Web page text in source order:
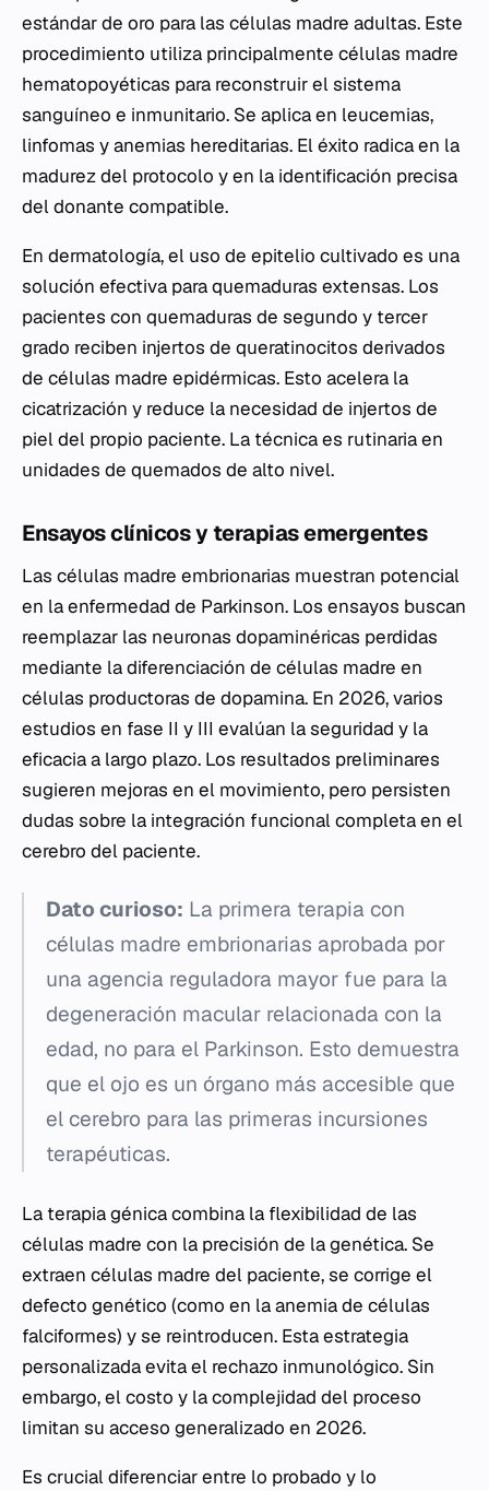
estándar de oro para las células madre adultas. Este
procedimiento utiliza principalmente células madre
hematopoyéticas para reconstruir el sistema
sanguíneo e inmunitario. Se aplica en leucemias,
linfomas y anemias hereditarias. El éxito radica en la
madurez del protocolo y en la identificación precisa
del donante compatible.
En dermatología, el uso de epitelio cultivado es una
solución efectiva para quemaduras extensas. Los
pacientes con quemaduras de segundo y tercer
grado reciben injertos de queratinocitos derivados
de células madre epidérmicas. Esto acelera la
cicatrización y reduce la necesidad de injertos de
piel del propio paciente. La técnica es rutinaria en
unidades de quemados de alto nivel.
Ensayos clínicos y terapias emergentes
Las células madre embrionarias muestran potencial
en la enfermedad de Parkinson. Los ensayos buscan
reemplazar las neuronas dopaminéricas perdidas
mediante la diferenciación de células madre en
células productoras de dopamina. En 2026, varios
estudios en fase II y III evalúan la seguridad y la
eficacia a largo plazo. Los resultados preliminares
sugieren mejoras en el movimiento, pero persisten
dudas sobre la integración funcional completa en el
cerebro del paciente.
Dato curioso: La primera terapia con
células madre embrionarias aprobada por
una agencia reguladora mayor fue para la
degeneración macular relacionada con la
edad, no para el Parkinson. Esto demuestra
que el ojo es un órgano más accesible que
el cerebro para las primeras incursiones
terapéuticas.
La terapia génica combina la flexibilidad de las
células madre con la precisión de la genética. Se
extraen células madre del paciente, se corrige el
defecto genético (como en la anemia de células
falciformes) y se reintroducen. Esta estrategia
personalizada evita el rechazo inmunológico. Sin
embargo, el costo y la complejidad del proceso
limitan su acceso generalizado en 2026.
Es crucial diferenciar entre lo probado y lo